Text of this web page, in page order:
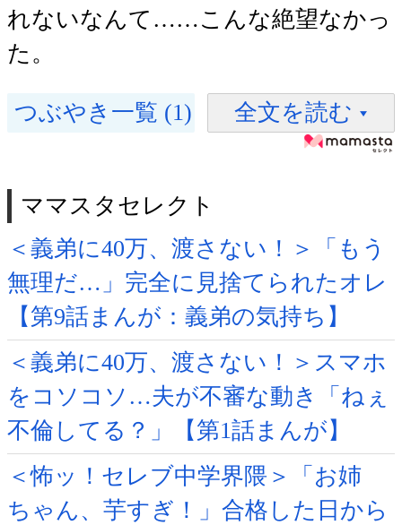
れないなんて……こんな絶望なかっ
た。
つぶやき一覧 (1) 全文を読む
ママスタセレクト
＜義弟に40万、渡さない！＞「もう
無理だ…」完全に見捨てられたオレ
【第9話まんが：義弟の気持ち】
＜義弟に40万、渡さない！＞スマホ
をコソコソ…夫が不審な動き「ねぇ
不倫してる？」【第1話まんが】
＜怖ッ！セレブ中学界隈＞「お姉
ちゃん、芋すぎ！」合格した日から